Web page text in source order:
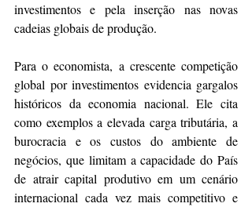
investimentos e pela inserção nas novas
cadeias globais de produção.
Para o economista, a crescente competição
global por investimentos evidencia gargalos
históricos da economia nacional. Ele cita
como exemplos a elevada carga tributária, a
burocracia e os custos do ambiente de
negócios, que limitam a capacidade do País
de atrair capital produtivo em um cenário
internacional cada vez mais competitivo e